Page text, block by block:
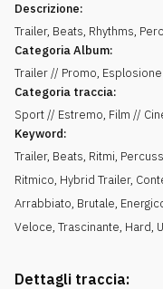
Descrizione:
Trailer, Beats, Rhythms,
Categoria Album:
Trailer // Promo,
Categoria traccia:
Sport // Estremo, Film //
Keyword:
Trailer, Beats, Ritmi,
Ritmico, Hybrid Trailer,
Arrabbiato, Brutale,
Veloce, Trascinante, Hard,
Dettagli traccia: